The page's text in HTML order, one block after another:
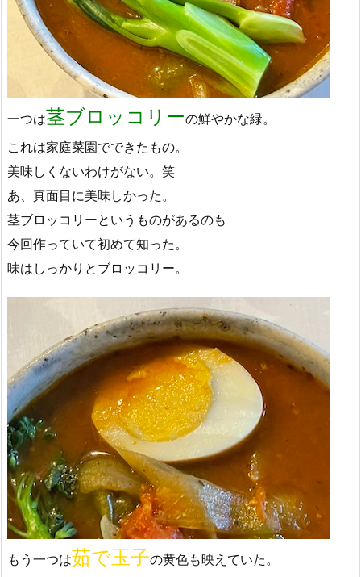
一つは茎ブロッコリーの鮮やかな緑。
これは家庭菜園でできたもの。
美味しくないわけがない。笑
あ、真面目に美味しかった。
茎ブロッコリーというものがあるのも
今回作っていて初めて知った。
味はしっかりとブロッコリー。
もう一つは茹で玉子の黄色も映えていた。